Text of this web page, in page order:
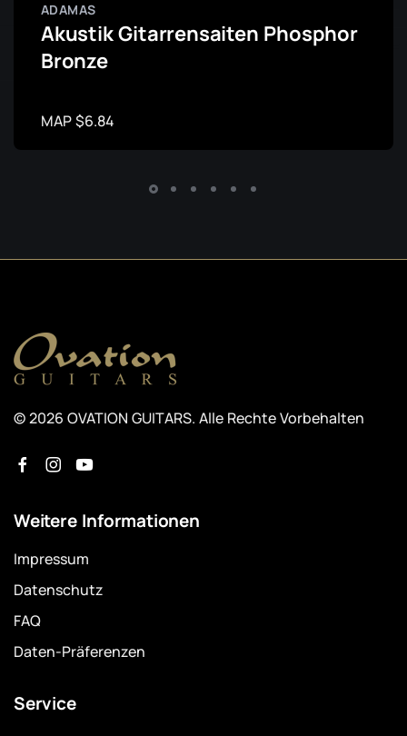
ADAMAS
Akustik Gitarrensaiten Phosphor
Bronze
MAP $6.84
© 2026 OVATION GUITARS. Alle Rechte Vorbehalten
Weitere Informationen
Impressum
Datenschutz
FAQ
Daten-Präferenzen
Service